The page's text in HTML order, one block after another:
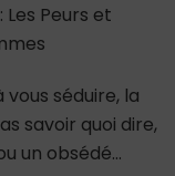
Peurs et
vous séduire, la
savoir quoi dire,
un obsédé…